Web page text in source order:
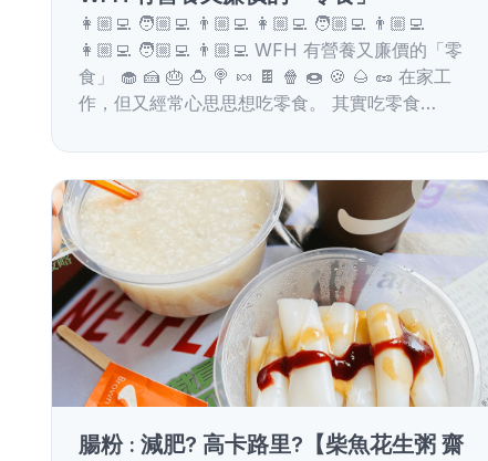
👩🏼‍💻 🧑🏼‍💻 👨🏼‍💻 👩🏼‍💻 🧑🏼‍💻 👨🏼‍💻
👩🏼‍💻 🧑🏼‍💻 👨🏼‍💻 WFH 有營養又廉價的「零
食」 🧁 🍰 🎂 🍮 🍭 🍬 🍫 🍿 🍩 🍪 🌰 🥜 在家工
作，但又經常心思思想吃零食。 其實吃零食…
腸粉 : 減肥? 高卡路里?【柴魚花生粥 齋